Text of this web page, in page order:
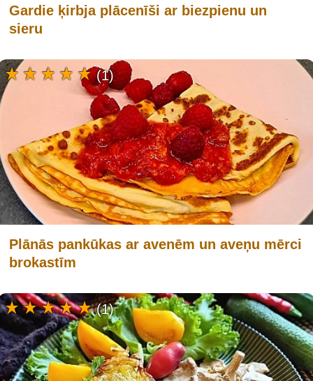
Gardie ķirbja plācenīši ar biezpienu un
sieru
Plānās pankūkas ar avenēm un aveņu mērci
brokastīm
(1)
(1)